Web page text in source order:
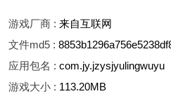
游戏厂商 : 来自互联网
文件md5 :
应用包名 : com.jy.jzysjyulingwuyu
游戏大小 : 113.20MB